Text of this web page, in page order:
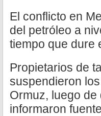
El conflicto en
del petróleo a
tiempo que dure
Propietarios de
suspendieron
Ormuz, luego
informaron